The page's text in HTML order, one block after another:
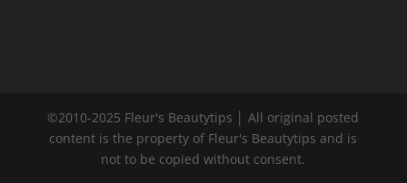
©2010-2025 Fleur's Beautytips │ All original posted
content is the property of Fleur's Beautytips and is
not to be copied without consent.